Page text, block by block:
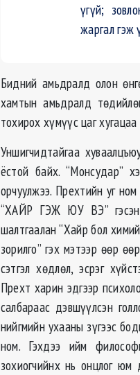
үгүй;
жаргал гэж
Бидний амьдралд олон
хамтын амьдралд
тохирох хүмүүс цаг
Уншигчидтайгаа
ёстой байх. “Монсудар”
орчуулжээ. Прехтийн уг
“ХАЙР ГЭЖ ЮУ ВЭ” гэсэн
шалтгаалан “Хайр бол
зорилго” гэх мэтээр өөр
сэтгэл хөдлөл, эсрэг
Прехт харин эдгээр
салбараас дэвшүүлсэн
нийгмийн ухааны зүгээс
ном. Гэхдээ ийм
зохиогчийнх нь онцлог